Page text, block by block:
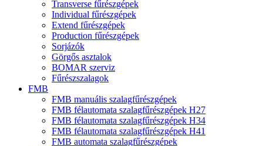
Transverse fűrészgépek
Individual fűrészgépek
Extend fűrészgépek
Production fűrészgépek
Sorjázók
Görgős asztalok
BOMAR szerviz
Fűrészszalagok
FMB
FMB manuális szalagfűrészgépek
FMB félautomata szalagfűrészgépek H27
FMB félautomata szalagfűrészgépek H34
FMB félautomata szalagfűrészgépek H41
FMB automata szalagfűrészgépek